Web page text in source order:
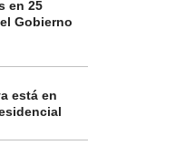
en 25
Gobierno
está en